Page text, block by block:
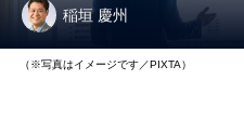
稲垣 慶州
（※写真はイメージです／PIXTA）